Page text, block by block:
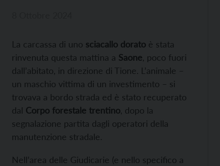
La carcassa di uno sciacallo dorato è stata
rinvenuta questa mattina a Saone , poco fuori
dall’abitato, in direzione di Tione. L’animale –
un maschio vittima di un investimento – si
trovava a bordo strada ed è stato recuperato
dal Corpo forestale trentino , dopo la
segnalazione partita dagli operatori della
manutenzione stradale.
Nell’area delle Giudicarie (e nello specifico a